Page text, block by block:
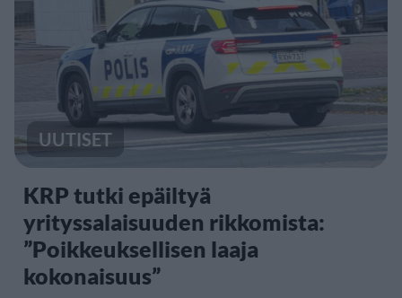
UUTISET
KRP tutki epäiltyä
yrityssalaisuuden rikkomista:
”Poikkeuksellisen laaja
kokonaisuus”